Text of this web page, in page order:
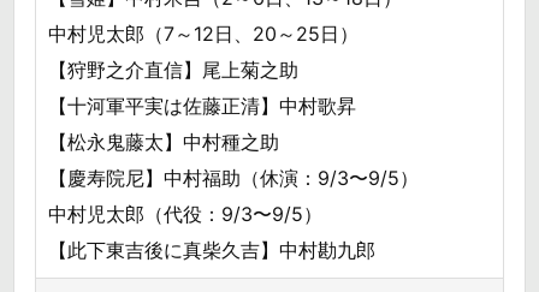
中村児太郎（7～12日、20～25日）
【狩野之介直信】尾上菊之助
【十河軍平実は佐藤正清】中村歌昇
【松永鬼藤太】中村種之助
【慶寿院尼】中村福助（休演：9/3〜9/5）
中村児太郎（代役：9/3〜9/5）
【此下東吉後に真柴久吉】中村勘九郎